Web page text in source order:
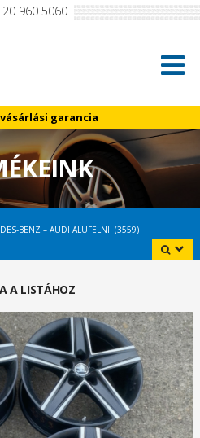
960 5060
garancia
BENZ – AUDI ALUFELNI. (3559)
A LISTÁHOZ